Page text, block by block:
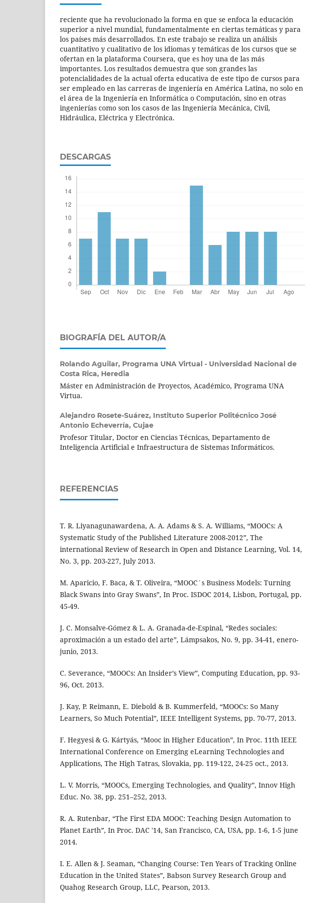
reciente que ha revolucionado la forma en que se enfoca la educación
superior a nivel mundial, fundamentalmente en ciertas temáticas y para
los países más desarrollados. En este trabajo se realiza un análisis
cuantitativo y cualitativo de los idiomas y temáticas de los cursos que se
ofertan en la plataforma Coursera, que es hoy una de las más
importantes. Los resultados demuestra que son grandes las
potencialidades de la actual oferta educativa de este tipo de cursos para
ser empleado en las carreras de ingeniería en América Latina, no solo en
el área de la Ingeniería en Informática o Computación, sino en otras
ingenierías como son los casos de las Ingeniería Mecánica, Civil,
Hidráulica, Eléctrica y Electrónica.
DESCARGAS
BIOGRAFÍA DEL AUTOR/A
Rolando Aguilar, Programa UNA Virtual - Universidad Nacional de
Costa Rica, Heredia
Máster en Administración de Proyectos, Académico, Programa UNA
Virtua.
Alejandro Rosete-Suárez, Instituto Superior Politécnico José
Antonio Echeverría, Cujae
Profesor Titular, Doctor en Ciencias Técnicas, Departamento de
Inteligencia Artificial e Infraestructura de Sistemas Informáticos.
REFERENCIAS
T. R. Liyanagunawardena, A. A. Adams & S. A. Williams, “MOOCs: A
Systematic Study of the Published Literature 2008-2012”, The
international Review of Research in Open and Distance Learning, Vol. 14,
No. 3, pp. 203-227, July 2013.
M. Aparicio, F. Baca, & T. Oliveira, “MOOC´s Business Models: Turning
Black Swans into Gray Swans”, In Proc. ISDOC 2014, Lisbon, Portugal, pp.
45-49.
J. C. Monsalve-Gómez & L. A. Granada-de-Espinal, “Redes sociales:
aproximación a un estado del arte”, Lámpsakos, No. 9, pp. 34-41, enero-
junio, 2013.
C. Severance, “MOOCs: An Insider’s View”, Computing Education, pp. 93-
96, Oct. 2013.
J. Kay, P. Reimann, E. Diebold & B. Kummerfeld, “MOOCs: So Many
Learners, So Much Potential”, IEEE Intelligent Systems, pp. 70-77, 2013.
F. Hegyesi & G. Kártyás, “Mooc in Higher Education”, In Proc. 11th IEEE
International Conference on Emerging eLearning Technologies and
Applications, The High Tatras, Slovakia, pp. 119-122, 24-25 oct., 2013.
L. V. Morris, “MOOCs, Emerging Technologies, and Quality”, Innov High
Educ. No. 38, pp. 251–252, 2013.
R. A. Rutenbar, “The First EDA MOOC: Teaching Design Automation to
Planet Earth”, In Proc. DAC '14, San Francisco, CA, USA, pp. 1-6, 1-5 june
2014.
I. E. Allen & J. Seaman, “Changing Course: Ten Years of Tracking Online
Education in the United States”, Babson Survey Research Group and
Quahog Research Group, LLC, Pearson, 2013.